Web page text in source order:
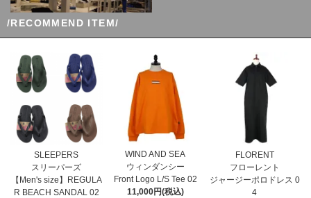
/RECOMMEND ITEM/
SLEEPERS
スリーパーズ
【Men's size】REGULA
R BEACH SANDAL 02
WIND AND SEA
ウィンダンシー
Front Logo L/S Tee 02
11,000円(税込)
FLORENT
フローレント
ジャージーポロドレス 0
4